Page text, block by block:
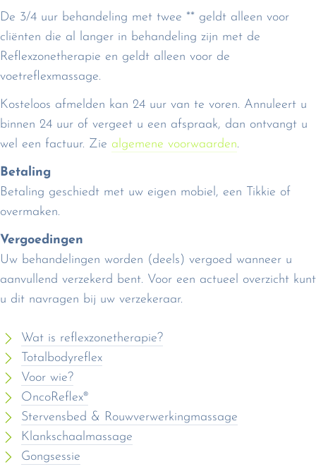
Wat is reflexzonetherapie?
Totalbodyreflex
Voor wie?
OncoReflex®
Stervensbed & Rouwverwerkingmassage
Klankschaalmassage
Gongsessie
De 3/4 uur behandeling met twee ** geldt alleen voor
cliënten die al langer in behandeling zijn met de
Reflexzonetherapie en geldt alleen voor de
voetreflexmassage.
Kosteloos afmelden kan 24 uur van te voren. Annuleert u
binnen 24 uur of vergeet u een afspraak, dan ontvangt u
wel een factuur. Zie algemene voorwaarden.
Betaling
Betaling geschiedt met uw eigen mobiel, een Tikkie of
overmaken.
Vergoedingen
Uw behandelingen worden (deels) vergoed wanneer u
aanvullend verzekerd bent. Voor een actueel overzicht kunt
u dit navragen bij uw verzekeraar.